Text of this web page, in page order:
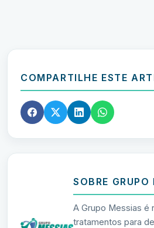
COMPARTILHE ESTE
SOBRE GRUPO
A Grupo Messias é
tratamentos para